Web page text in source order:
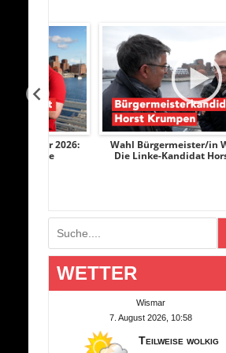
Wahl Bürgermeister/in Wismar
Die Linke-Kandidat Horst
Suchen
WETTER
Wismar
7. August 2026, 10:58
Teilweise wolkig